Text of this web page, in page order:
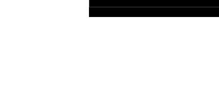
2026.8.5★主任ブログ更新